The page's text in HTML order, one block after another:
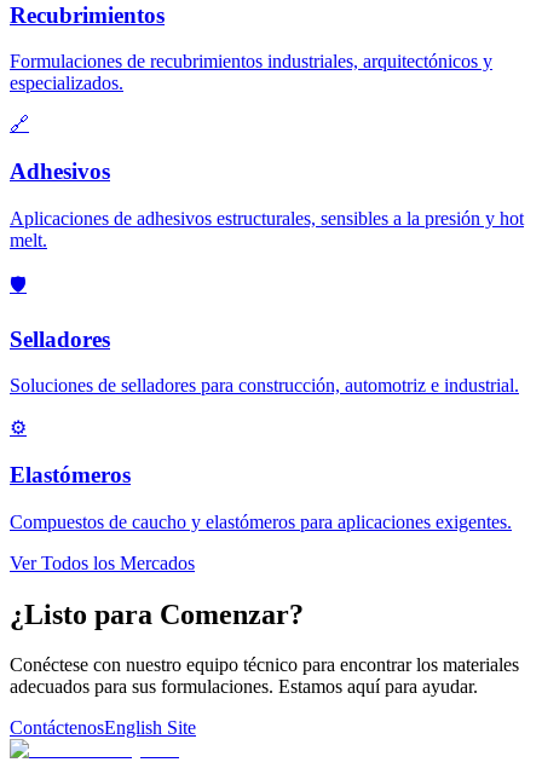
Recubrimientos
Formulaciones de recubrimientos industriales, arquitectónicos y
especializados.
🔗
Adhesivos
Aplicaciones de adhesivos estructurales, sensibles a la presión y hot
melt.
🛡️
Selladores
Soluciones de selladores para construcción, automotriz e industrial.
⚙️
Elastómeros
Compuestos de caucho y elastómeros para aplicaciones exigentes.
Ver Todos los Mercados
¿Listo para Comenzar?
Conéctese con nuestro equipo técnico para encontrar los materiales
adecuados para sus formulaciones. Estamos aquí para ayudar.
ContáctenosEnglish Site